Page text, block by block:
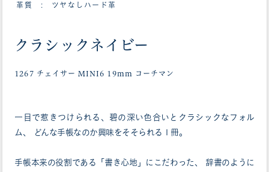
革質 : ツヤなしハード革
クラシックネイビー
1267 チェイサー MINI6 19mm コーチマン
一目で惹きつけられる、碧の深い色合いとクラシックなフォル
ム、 どんな手帳なのか興味をそそられる１冊。
手帳本来の役割である「書き心地」にこだわった、 辞書のように